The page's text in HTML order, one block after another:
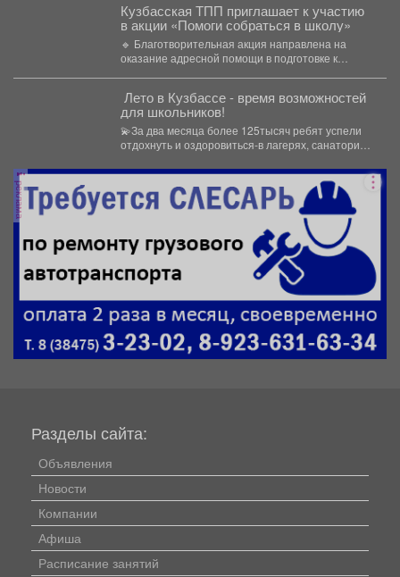
Кузбасская ТПП приглашает к участию
в акции «Помоги собраться в школу»
🔹 Благотворительная акция направлена на
оказание адресной помощи в подготовке к
️ Лето в Кузбассе - время возможностей
для школьников!
💫За два месяца более 125тысяч ребят успели
отдохнуть и оздоровиться-в лагерях, санаториях
реклама
Разделы сайта:
Объявления
Новости
Компании
Афиша
Расписание занятий